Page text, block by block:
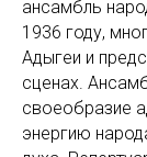
ансамбль
1936 году,
Адыгеи и
сценах.
своеобразие
энергию